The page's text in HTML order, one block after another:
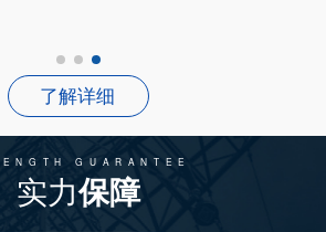
了解详细
GUARANTEE
实力保障